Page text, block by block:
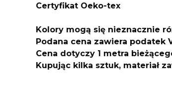
Certyfikat Oeko-tex
Kolory mogą się nieznacznie
Podana cena zawiera podatek
Cena dotyczy 1 metra
Kupując kilka sztuk, materiał